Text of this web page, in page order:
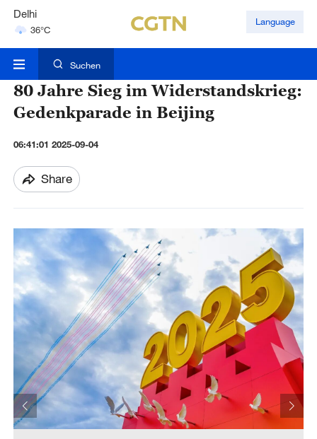
Delhi
36°C
Hyderabad
Language
Suchen
80 Jahre Sieg im Widerstandskrieg:
Gedenkparade in Beijing
06:41:01 2025-09-04
Share